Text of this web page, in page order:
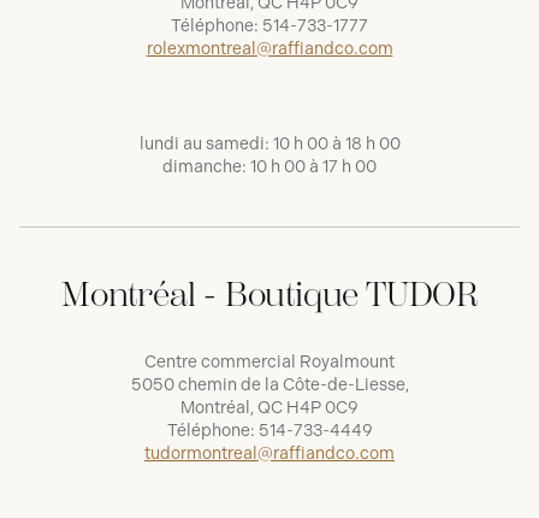
Téléphone: 514-733-1777
rolexmontreal@raffiandco.com
lundi au samedi: 10 h 00 à 18 h 00
dimanche: 10 h 00 à 17 h 00
Montréal - Boutique TUDOR
Centre commercial Royalmount
5050 chemin de la Côte-de-Liesse,
Montréal, QC H4P 0C9
Téléphone: 514-733-4449
tudormontreal@raffiandco.com